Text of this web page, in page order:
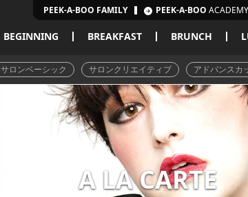
PEEK-A-BOO FAMILY PEEK-A-BOO ACADEMY
BEGINNING BREAKFAST BRUNCH
サロンベーシック サロンクリエイティブ アドバンスカ
A LA CARTE